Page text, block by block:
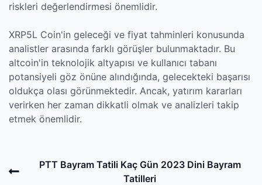
riskleri değerlendirmesi önemlidir.
XRP5L Coin'in geleceği ve fiyat tahminleri konusunda
analistler arasında farklı görüşler bulunmaktadır. Bu
altcoin'in teknolojik altyapısı ve kullanıcı tabanı
potansiyeli göz önüne alındığında, gelecekteki başarısı
oldukça olası görünmektedir. Ancak, yatırım kararları
verirken her zaman dikkatli olmak ve analizleri takip
etmek önemlidir.
PreviousPTT Bayram Tatili Kaç Gün 2023 Dini Bayram
Tatilleri